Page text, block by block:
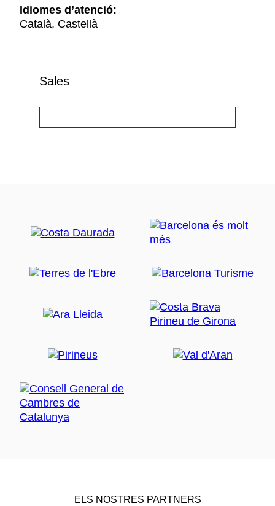
Idiomes d’atenció:
Català, Castellà
Sales
ELS NOSTRES PARTNERS